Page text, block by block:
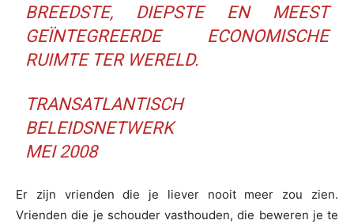
BREEDSTE, DIEPSTE EN MEEST
GEÏNTEGREERDE ECONOMISCHE
RUIMTE TER WERELD.
TRANSATLANTISCH
BELEIDSNETWERK
MEI 2008
Er zijn vrienden die je liever nooit meer zou zien.
Vrienden die je schouder vasthouden, die beweren je te